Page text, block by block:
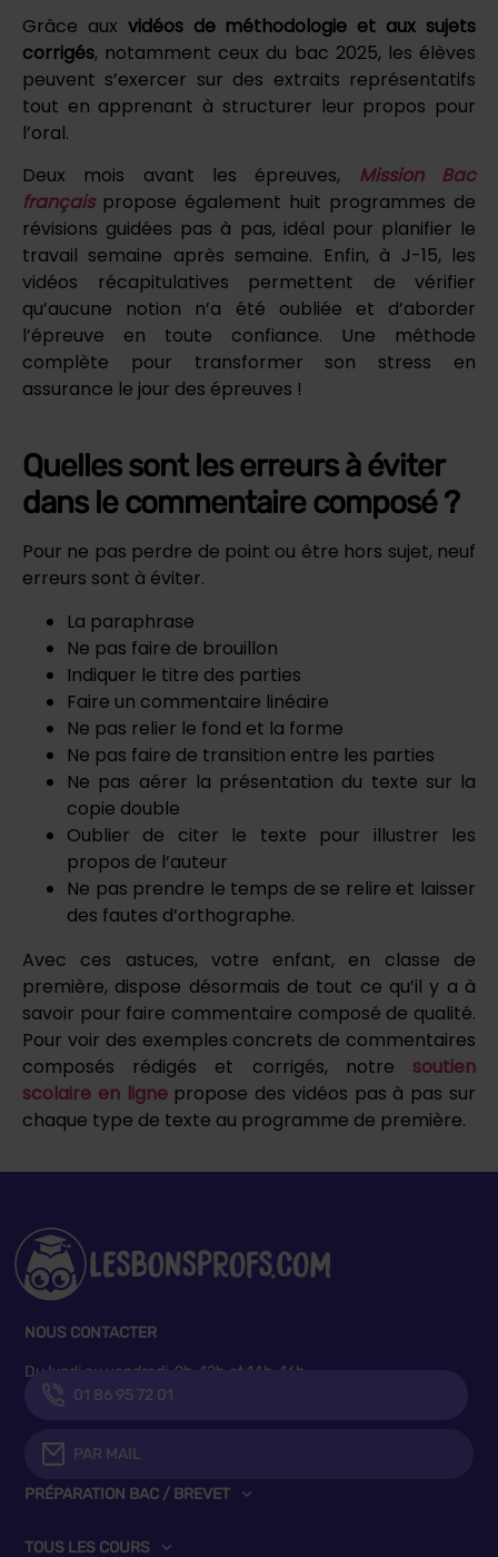
Grâce aux vidéos de méthodologie et aux sujets
corrigés, notamment ceux du bac 2025, les élèves
peuvent s’exercer sur des extraits représentatifs
tout en apprenant à structurer leur propos pour
l’oral.
Deux mois avant les épreuves, Mission Bac
français propose également huit programmes de
révisions guidées pas à pas, idéal pour planifier le
travail semaine après semaine. Enfin, à J-15, les
vidéos récapitulatives permettent de vérifier
qu’aucune notion n’a été oubliée et d’aborder
l’épreuve en toute confiance. Une méthode
complète pour transformer son stress en
assurance le jour des épreuves !
Quelles sont les erreurs à éviter
dans le commentaire composé ?
Pour ne pas perdre de point ou être hors sujet, neuf
erreurs sont à éviter.
La paraphrase
Ne pas faire de brouillon
Indiquer le titre des parties
Faire un commentaire linéaire
Ne pas relier le fond et la forme
Ne pas faire de transition entre les parties
Ne pas aérer la présentation du texte sur la
copie double
Oublier de citer le texte pour illustrer les
propos de l’auteur
Ne pas prendre le temps de se relire et laisser
des fautes d’orthographe.
Avec ces astuces, votre enfant, en classe de
première, dispose désormais de tout ce qu’il y a à
savoir pour faire commentaire composé de qualité.
Pour voir des exemples concrets de commentaires
composés rédigés et corrigés, notre soutien
scolaire en lignepropose des vidéos pas à pas sur
chaque type de texte au programme de première.
NOUS CONTACTER
Du lundi au vendredi, 9h-12h et 14h-16h
01 86 95 72 01
PAR MAIL
PRÉPARATION BAC / BREVET
TOUS LES COURS